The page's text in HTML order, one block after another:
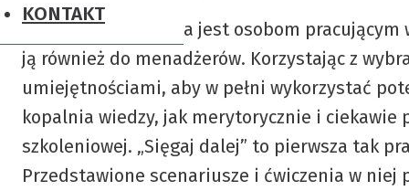
PTTB
Członkowie
honorowi
Deklaracja
członkowska
Trenera
/
Biznesu”
Dobre
miejsce
na
KONTAKT
Książka dedykowana jest osobom
ją również do menadżerów. Korzystając z
umiejętnościami, aby w pełni wykorzystać
kopalnia wiedzy, jak merytorycznie i
szkoleniowej. „Sięgaj dalej” to pierwsza tak
Przedstawione scenariusze i ćwiczenia w niej